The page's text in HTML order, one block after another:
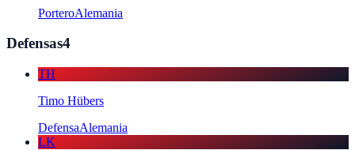
PorteroAlemania
Defensas4
TH
Timo Hübers
DefensaAlemania
LK